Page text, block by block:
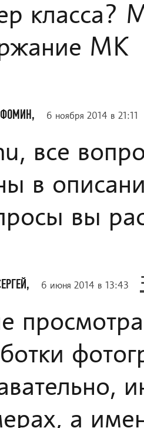
класса?
МК
ФОМИН, 6 ноября 2014 в 21:11
все
в
вы
6 июня 2014 в 13:43
а